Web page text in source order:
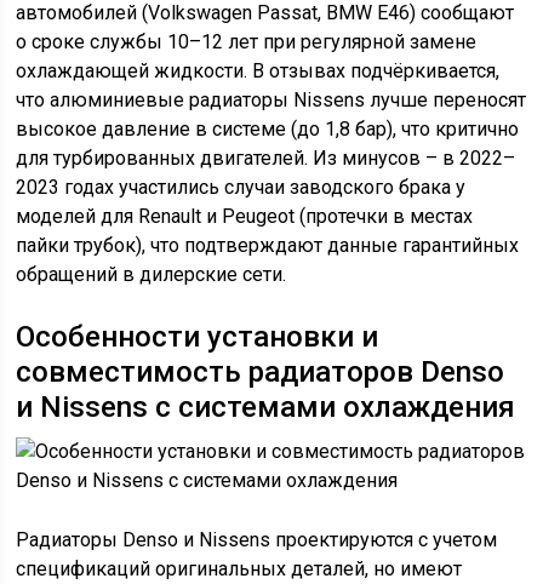
автомобилей (Volkswagen Passat, BMW E46) сообщают
о сроке службы 10–12 лет при регулярной замене
охлаждающей жидкости. В отзывах подчёркивается,
что алюминиевые радиаторы Nissens лучше переносят
высокое давление в системе (до 1,8 бар), что критично
для турбированных двигателей. Из минусов – в 2022–
2023 годах участились случаи заводского брака у
моделей для Renault и Peugeot (протечки в местах
пайки трубок), что подтверждают данные гарантийных
обращений в дилерские сети.
Особенности установки и
совместимость радиаторов Denso
и Nissens с системами охлаждения
Радиаторы Denso и Nissens проектируются с учетом
спецификаций оригинальных деталей, но имеют